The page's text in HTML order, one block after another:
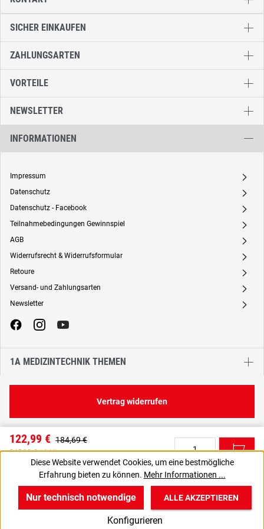
122,99 € 184,69 €
245,98 € / 1 Liter
103,35 € zzgl. MwSt., | zzgl. Versand
C
SICHER EINKAUFEN
ZAHLUNGSARTEN
VORTEILE
NEWSLETTER
INFORMATIONEN
Impressum A
Datenschutz A
Datenschutz - Facebook A
Teilnahmebedingungen Gewinnspiel A
AGB A
Widerrufsrecht & Widerrufsformular A
Retoure A
Versand- und Zahlungsarten A
Newsletter A
1A MEDIZINTECHNIK THEMEN
Vertrag widerrufen
Diese Website verwendet Cookies, um eine bestmögliche
Erfahrung bieten zu können. Mehr Informationen ...
Nur technisch notwendige
Konfigurieren
ALLE AKZEPTIEREN
v B